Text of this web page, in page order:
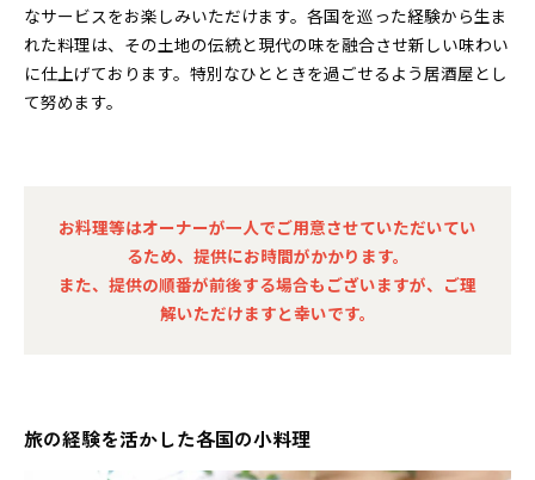
なサービスをお楽しみいただけます。各国を巡った経験から生ま
れた料理は、その土地の伝統と現代の味を融合させ新しい味わい
に仕上げております。特別なひとときを過ごせるよう居酒屋とし
て努めます。
お料理等はオーナーが一人でご用意させていただいてい
るため、提供にお時間がかかります。
また、提供の順番が前後する場合もございますが、ご理
解いただけますと幸いです。
旅の経験を活かした各国の小料理